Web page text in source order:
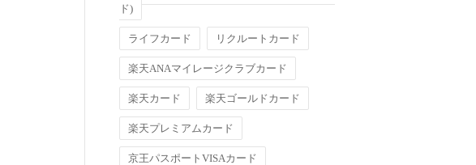
ド)
ライフカード リクルートカード
楽天ANAマイレージクラブカード
楽天カード 楽天ゴールドカード
楽天プレミアムカード
京王パスポートVISAカード